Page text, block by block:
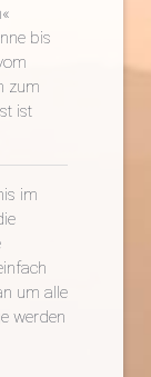
bis
zum
ist
im
um alle
werden